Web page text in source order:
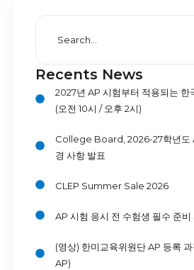
Recents News
2027년 AP 시험부터 적용되는 한
(오전 10시 / 오후 2시)
College Board, 2026-27학년도
경 사항 발표
CLEP Summer Sale 2026
AP 시험 응시 전 수험생 필수 준비
(영상) 한미교육위원단 AP 등록
AP)